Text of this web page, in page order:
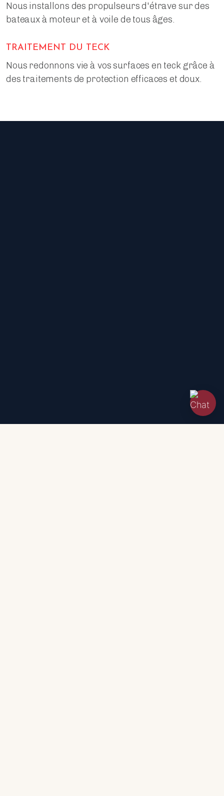
Nous installons des propulseurs d'étrave sur des
bateaux à moteur et à voile de tous âges.
TRAITEMENT DU TECK
Nous redonnons vie à vos surfaces en teck grâce à
des traitements de protection efficaces et doux.